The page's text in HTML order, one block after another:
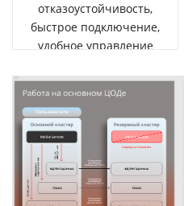
отказоустойчивость,
быстрое подключение,
удобное управление